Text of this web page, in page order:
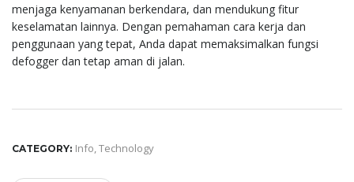
menjaga kenyamanan berkendara, dan mendukung fitur
keselamatan lainnya. Dengan pemahaman cara kerja dan
penggunaan yang tepat, Anda dapat memaksimalkan fungsi
defogger dan tetap aman di jalan.
CATEGORY: Info,Technology